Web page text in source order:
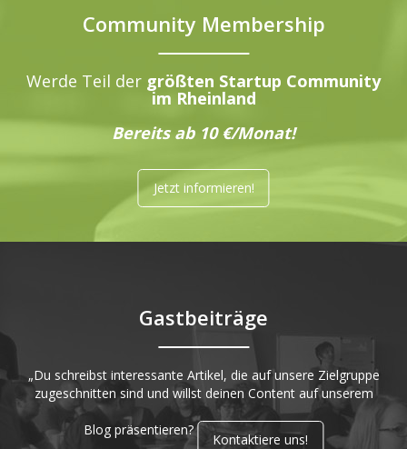
Community Membership
Werde Teil der größten Startup Community
im Rheinland
Bereits ab 10 €/Monat!
Jetzt informieren!
Gastbeiträge
„Du schreibst interessante Artikel, die auf unsere Zielgruppe
zugeschnitten sind und willst deinen Content auf unserem
Blog präsentieren?
Kontaktiere uns!